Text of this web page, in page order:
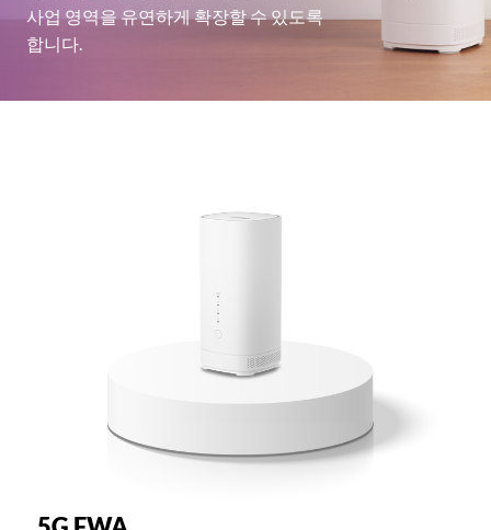
사업 영역을 유연하게 확장할 수 있도록
합니다.